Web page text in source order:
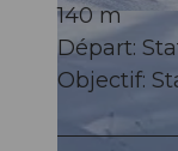
© Nidwalden Tourismus
140 m
Départ:
Objectif: